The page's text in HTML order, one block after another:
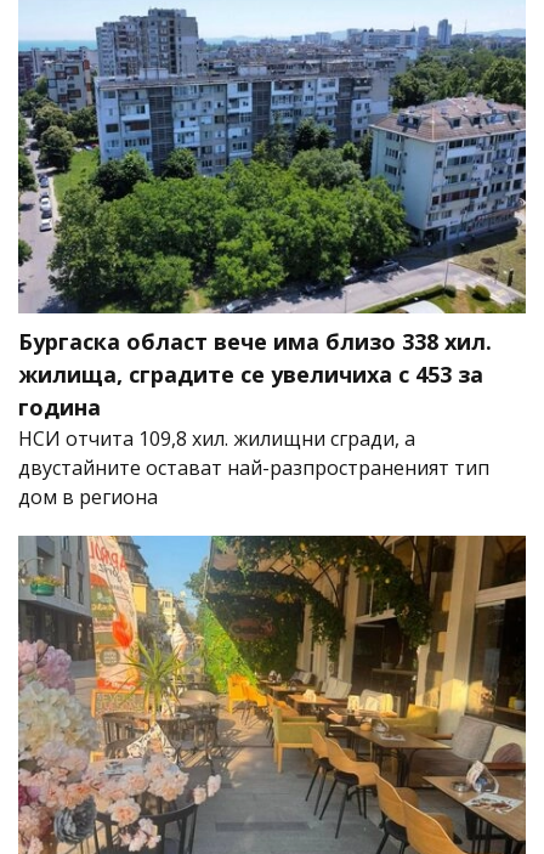
Бургаска област вече има близо 338 хил.
жилища, сградите се увеличиха с 453 за
година
НСИ отчита 109,8 хил. жилищни сгради, а
двустайните остават най-разпространеният тип
дом в региона